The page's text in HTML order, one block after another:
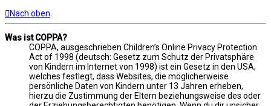
Nach oben
Was ist COPPA?
COPPA, ausgeschrieben Children’s Online Privacy Protection
Act of 1998 (deutsch: Gesetz zum Schutz der Privatsphäre
von Kindern im Internet von 1998) ist ein Gesetz in den USA,
welches festlegt, dass Websites, die möglicherweise
persönliche Daten von Kindern unter 13 Jahren erheben,
hierzu die Zustimmung der Eltern beziehungsweise des oder